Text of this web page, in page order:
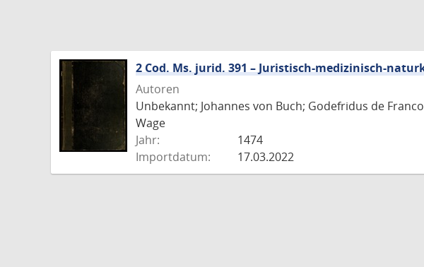
2 Cod. Ms. jurid. 391 – Juristisch-medizinisch-
Autoren
Unbekannt; Johannes von Buch; Godefridus de
Wage
Jahr:
1474
Importdatum:
17.03.2022